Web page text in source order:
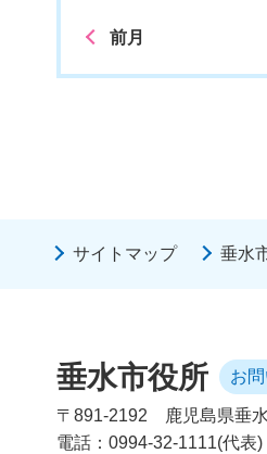
前月
サイトマップ 垂水
垂水市役所 お
〒891-2192
鹿児島県垂
電話：0994-32-1111(代表)